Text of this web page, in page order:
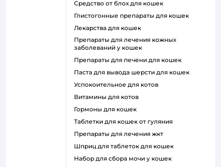
средство от блох для кошек
глистогонные препараты для кошек
лекарства для кошек
препараты для лечения кожных
заболеваний у кошек
препараты для печени для кошек
паста для вывода шерсти для кошек
успокоительное для котов
витамины для котов
гормоны для кошек
таблетки для кошек от гуляния
препараты для лечения жкт
шприц для таблеток для кошек
набор для сбора мочи у кошек